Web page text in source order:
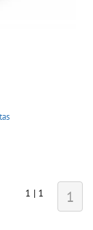
1 | 1 1